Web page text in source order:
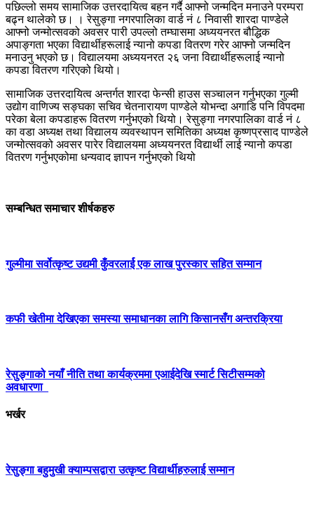
पछिल्लो समय सामाजिक उत्तरदायित्व बहन गर्दै आफ्नो जन्मदिन मनाउने परम्परा
बढ्न थालेको छ। । रेसुङ्गा नगरपालिका वार्ड नं ८ निवासी शारदा पाण्डेले
आफ्नो जन्मोत्सवको अवसर पारी उपल्लो तम्घासमा अध्ययनरत बौद्धिक
अपाङ्गता भएका विद्यार्थीहरूलाई न्यानो कपडा वितरण गरेर आफ्नो जन्मदिन
मनाउनु भएको छ। विद्यालयमा अध्ययनरत २६ जना विद्यार्थीहरूलाई न्यानो
कपडा वितरण गरिएको थियो।
सामाजिक उत्तरदायित्व अन्तर्गत शारदा फेन्सी हाउस सञ्चालन गर्नुभएका गुल्मी
उद्योग वाणिज्य सङ्घका सचिव चेतनारायण पाण्डेले योभन्दा अगाडि पनि विपदमा
परेका बेला कपडाहरू वितरण गर्नुभएको थियो। रेसुङ्गा नगरपालिका वार्ड नं ८
का वडा अध्यक्ष तथा विद्यालय व्यवस्थापन समितिका अध्यक्ष कृष्णप्रसाद पाण्डेले
जन्मोत्सवको अवसर पारेर विद्यालयमा अध्ययनरत विद्यार्थी लाई न्यानो कपडा
वितरण गर्नुभएकोमा धन्यवाद ज्ञापन गर्नुभएको थियो
सम्बन्धित समाचार शीर्षकहरु
गुल्मीमा सर्वोत्कृष्ट उद्यमी कुँवरलार्ई एक लाख पुरस्कार सहित सम्मान
कफी खेतीमा देखिएका समस्या समाधानका लागि किसानसँग अन्तरक्रिया
रेसुङ्गाको नयाँ नीति तथा कार्यक्रममा एआईदेखि स्मार्ट सिटीसम्मको
अवधारणा
भर्खर
रेसुङ्गा बहुमुखी क्याम्पसद्वारा उत्कृष्ट विद्यार्थीहरुलाई सम्मान